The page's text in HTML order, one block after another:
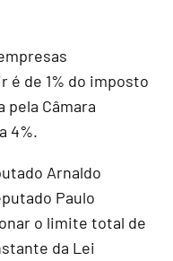
é de 1% do imposto
pela Câmara
4%.
Arnaldo
Paulo
o limite total de
da Lei